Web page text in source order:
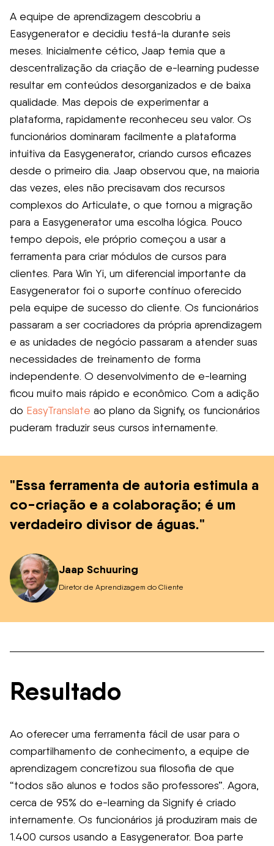
A equipe de aprendizagem descobriu a
Easygenerator e decidiu testá-la durante seis
meses. Inicialmente cético, Jaap temia que a
descentralização da criação de e-learning pudesse
resultar em conteúdos desorganizados e de baixa
qualidade. Mas depois de experimentar a
plataforma, rapidamente reconheceu seu valor. Os
funcionários dominaram facilmente a plataforma
intuitiva da Easygenerator, criando cursos eficazes
desde o primeiro dia. Jaap observou que, na maioria
das vezes, eles não precisavam dos recursos
complexos do Articulate, o que tornou a migração
para a Easygenerator uma escolha lógica. Pouco
tempo depois, ele próprio começou a usar a
ferramenta para criar módulos de cursos para
clientes. Para Win Yi, um diferencial importante da
Easygenerator foi o suporte contínuo oferecido
pela equipe de sucesso do cliente. Os funcionários
passaram a ser cocriadores da própria aprendizagem
e as unidades de negócio passaram a atender suas
necessidades de treinamento de forma
independente. O desenvolvimento de e-learning
ficou muito mais rápido e econômico. Com a adição
do EasyTranslate ao plano da Signify, os funcionários
puderam traduzir seus cursos internamente.
"Essa ferramenta de autoria estimula a
co-criação e a colaboração; é um
verdadeiro divisor de águas."
Jaap Schuuring
Diretor de Aprendizagem do Cliente
Resultado
Ao oferecer uma ferramenta fácil de usar para o
compartilhamento de conhecimento, a equipe de
aprendizagem concretizou sua filosofia de que
“todos são alunos e todos são professores”. Agora,
cerca de 95% do e-learning da Signify é criado
internamente. Os funcionários já produziram mais de
1.400 cursos usando a Easygenerator. Boa parte